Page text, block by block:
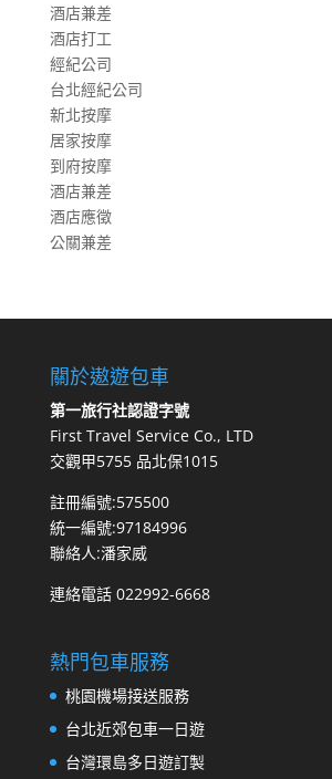
酒店兼差
酒店打工
經紀公司
台北經紀公司
新北按摩
居家按摩
到府按摩
酒店兼差
酒店應徵
公關兼差
關於遨遊包車
第一旅行社認證字號
First Travel Service Co., LTD
交觀甲5755 品北保1015
註冊編號:575500
統一編號:97184996
聯絡人:潘家威
連絡電話 022992-6668
熱門包車服務
桃園機場接送服務
台北近郊包車一日遊
台灣環島多日遊訂製